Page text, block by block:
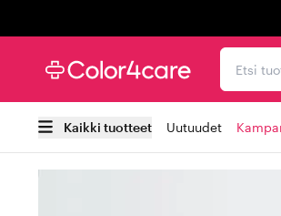
Etsi
Kaikki tuotteet Uutuudet